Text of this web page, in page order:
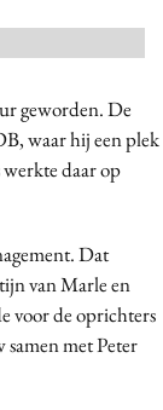
geworden. De
waar hij een plek
daar op
Dat
van Marle en
voor de oprichters
met Peter